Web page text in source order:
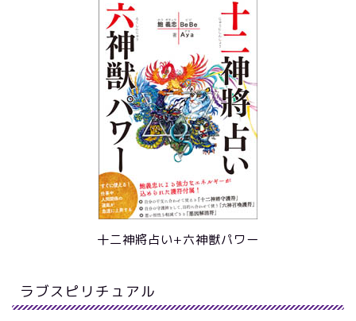
十二神將占い+六神獣パワー
ラブスピリチュアル